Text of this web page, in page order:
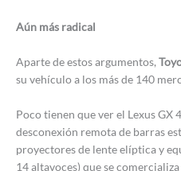
Aún más radical
Aparte de estos argumentos,
su vehículo a los más de 140
Poco tienen que ver el Lexus GX
desconexión remota de barras
proyectores de lente elíptica y
14 altavoces) que se